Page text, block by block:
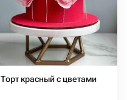
Торт красный с цветами